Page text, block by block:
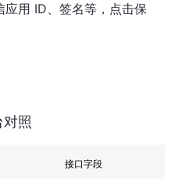
用 ID、签名等，点击保
照
接口字段